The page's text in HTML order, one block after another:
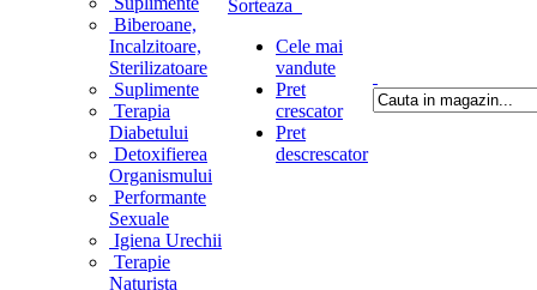
Biberoane,
Incalzitoare,
Sterilizatoare
Suplimente
Terapia
Diabetului
Detoxifierea
Organismului
Performante
Sexuale
Igiena Urechii
Terapie
Naturista
Sorteaza
Cele mai
vandute
Pret
crescator
Pret
descrescator